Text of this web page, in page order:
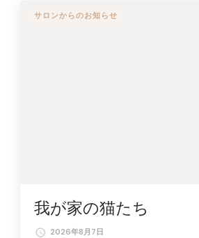
サロンからのお知らせ
我が家の猫たち
2026年8月7日